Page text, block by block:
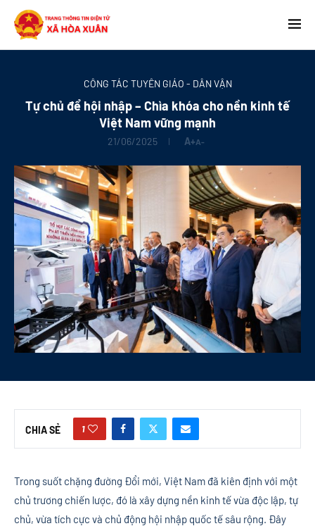
CÔNG TÁC TUYÊN GIÁO - DÂN VẬN
Tự chủ để hội nhập – Chìa khóa cho nền kinh tế
Việt Nam vững mạnh
21/06/2025 A+A-
CHIA SẺ 1
Trong suốt chặng đường Đổi mới, Việt Nam đã kiên định với một
chủ trương chiến lược, đó là xây dựng nền kinh tế vừa độc lập, tự
chủ, vừa tích cực và chủ động hội nhập quốc tế sâu rộng. Đây